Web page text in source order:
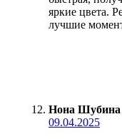
яркие цвета.
лучшие
Нона Шубина
09.04.2025